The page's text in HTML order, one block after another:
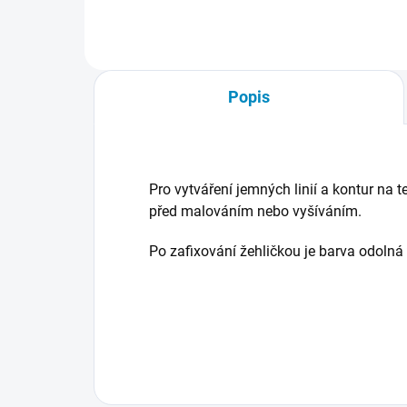
Popis
Pro vytváření jemných linií a kontur na
před malováním nebo vyšíváním.
Po zafixování žehličkou je barva odolná